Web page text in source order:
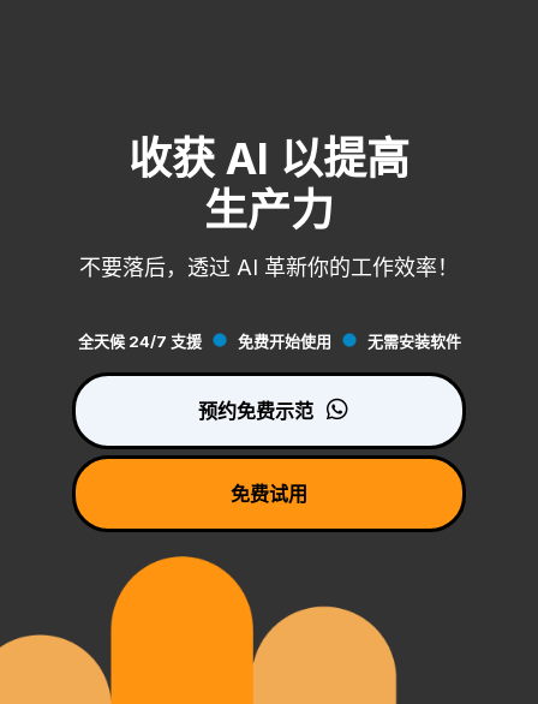
收获 AI 以提高
生产力
不要落后，透过 AI 革新你的工作效率！
全天候 24/7 支援 免费开始使用 无需安装软件
预约免费示范
免费试用